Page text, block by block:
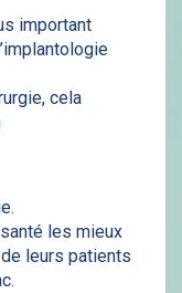
important
cela
les mieux
leurs patients